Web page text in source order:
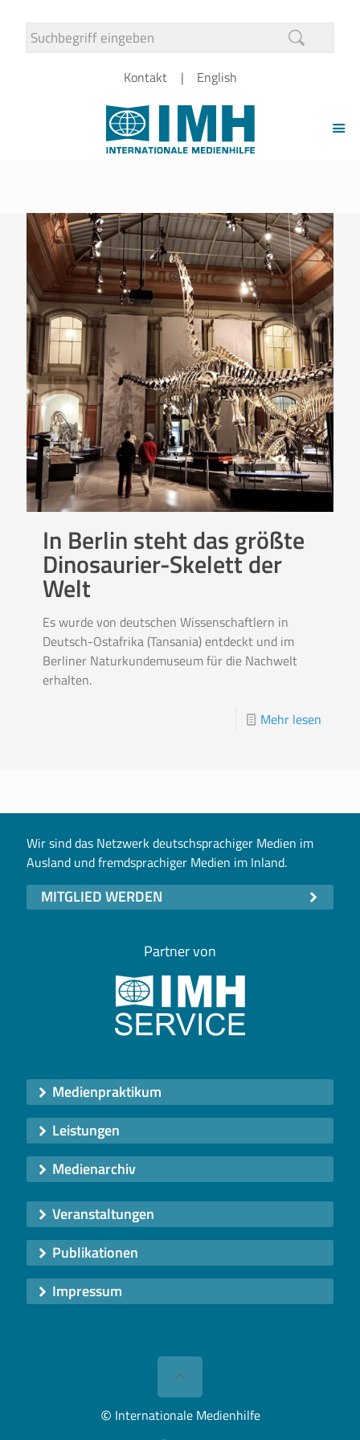
Kontakt English
In Berlin steht das größte
Dinosaurier-Skelett der
Welt
Es wurde von deutschen Wissenschaftlern in
Deutsch-Ostafrika (Tansania) entdeckt und im
Berliner Naturkundemuseum für die Nachwelt
erhalten.
Mehr lesen
Wir sind das Netzwerk deutschsprachiger Medien im
Ausland und fremdsprachiger Medien im Inland.
MITGLIED WERDEN
Partner von
Medienpraktikum
Leistungen
Medienarchiv
Veranstaltungen
Publikationen
Impressum
© Internationale Medienhilfe